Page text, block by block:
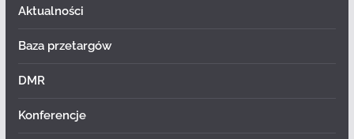
Aktualności
Baza przetargów
DMR
Konferencje